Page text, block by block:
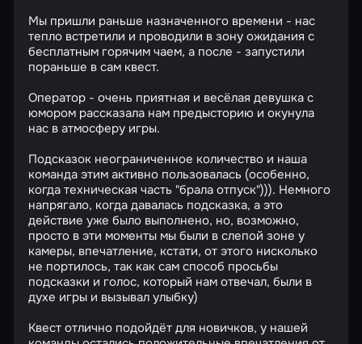
Мы пришли раньше назначенного времени - нас
тепло встретили и проводили в зону ожидания с
бесплатным горячим чаем, а после - запустили
пораньше в сам квест.
Оператор - очень приятная и весёлая девушка с
юмором рассказала нам предысторию и окунула
нас в атмосферу игры.
Подсказок неограниченное количество и наша
команда этим активно пользовалась (особенно,
когда техническая часть "брала отпуск"))). Немного
напрягало, когда давалась подсказка, а это
действие уже было выполнено, но, возможно,
просто в эти моменты мы были в слепой зоне у
камеры, впечатление, кстати, от этого нисколько
не портилось, так как сам способ просьбы
подсказки и голос, который нам отвечал, были в
духе игры и вызывал улыбку)
Квест отлично подойдёт для новичков, у нашей